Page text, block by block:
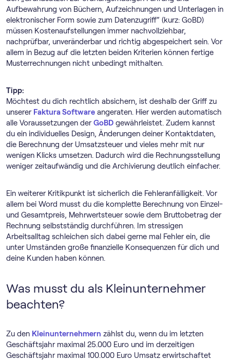
Aufbewahrung von Büchern, Aufzeichnungen und Unterlagen in
elektronischer Form sowie zum Datenzugriff“ (kurz: GoBD)
müssen Kostenaufstellungen immer nachvollziehbar,
nachprüfbar, unveränderbar und richtig abgespeichert sein. Vor
allem in Bezug auf die letzten beiden Kriterien können fertige
Musterrechnungen nicht unbedingt mithalten.
Tipp:
Möchtest du dich rechtlich absichern, ist deshalb der Griff zu
unserer Faktura Software angeraten. Hier werden automatisch
alle Voraussetzungen derGoBD gewährleistet. Zudem kannst
du ein individuelles Design, Änderungen deiner Kontaktdaten,
die Berechnung der Umsatzsteuer und vieles mehr mit nur
wenigen Klicks umsetzen. Dadurch wird die Rechnungsstellung
weniger zeitaufwändig und die Archivierung deutlich einfacher.
Ein weiterer Kritikpunkt ist sicherlich die Fehleranfälligkeit. Vor
allem bei Word musst du die komplette Berechnung von Einzel-
und Gesamtpreis, Mehrwertsteuer sowie dem Bruttobetrag der
Rechnung selbstständig durchführen. Im stressigen
Arbeitsalltag schleichen sich dabei gerne mal Fehler ein, die
unter Umständen große finanzielle Konsequenzen für dich und
deine Kunden haben können.
Was musst du als Kleinunternehmer
beachten?
Zu den Kleinunternehmern zählst du, wenn du im letzten
Geschäftsjahr maximal 25.000 Euro und im derzeitigen
Geschäftsjahr maximal 100.000 Euro Umsatz erwirtschaftet